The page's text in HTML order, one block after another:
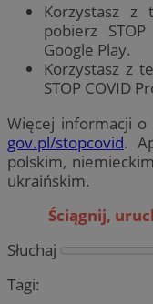
Korzystasz z
pobierz
Google Play.
Korzystasz z
STOP COVID
Więcej informacji o
gov.pl/stopcovid.
polskim,
ukraińskim.
Ściągnij,
Słuchaj
Tagi: